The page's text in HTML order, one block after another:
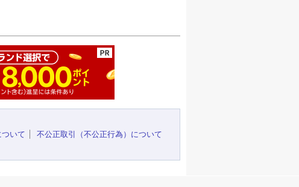
いて
不公正取引（不公正行為）について